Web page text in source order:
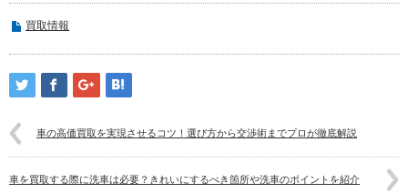
買取情報
車の高価買取を実現させるコツ！選び方から交渉術までプロが徹底解説
車を買取する際に洗車は必要？きれいにするべき箇所や洗車のポイントを紹介